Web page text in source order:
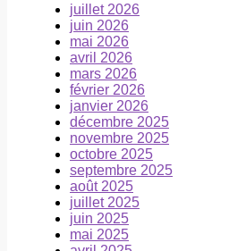
juillet 2026
juin 2026
mai 2026
avril 2026
mars 2026
février 2026
janvier 2026
décembre 2025
novembre 2025
octobre 2025
septembre 2025
août 2025
juillet 2025
juin 2025
mai 2025